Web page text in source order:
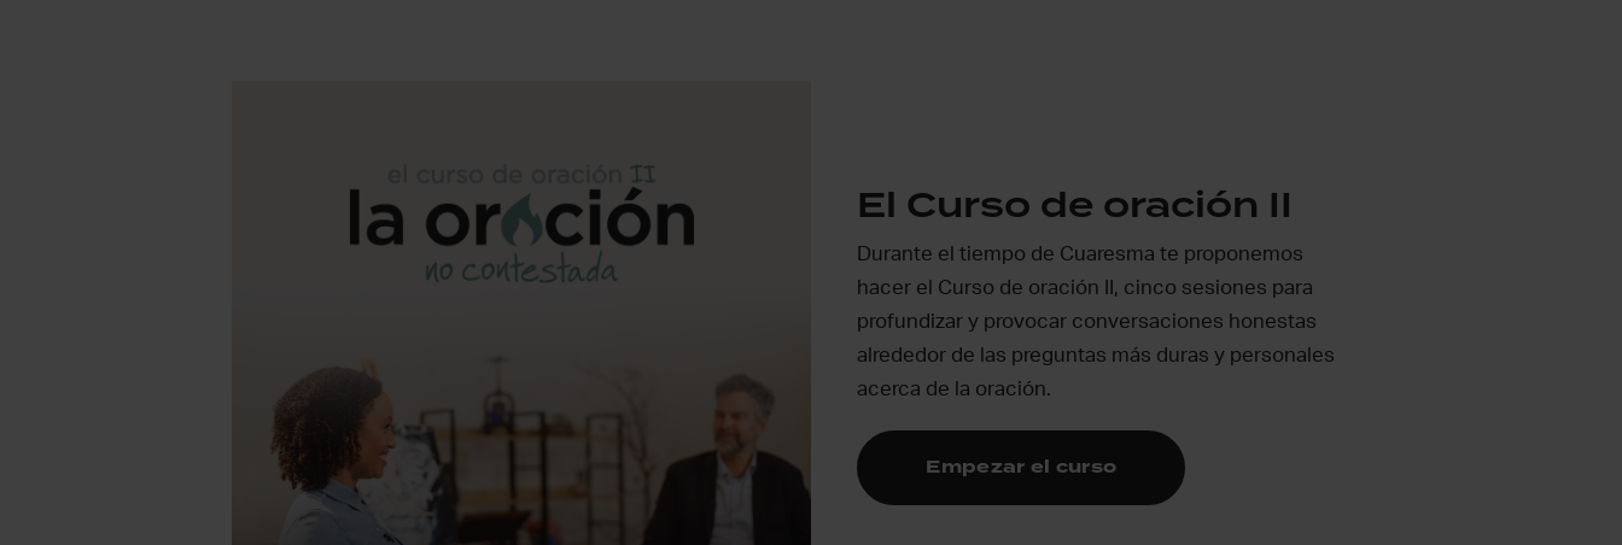
El Curso de oración II
Durante el tiempo de Cuaresma te proponemos
hacer el Curso de oración II, cinco sesiones para
profundizar y provocar conversaciones honestas
alrededor de las preguntas más duras y personales
acerca de la oración.
Empezar el curso